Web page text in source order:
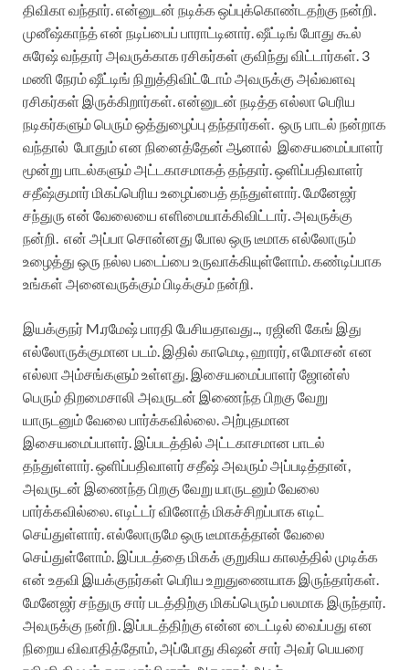
திவிகா வந்தார். என்னுடன் நடிக்க ஒப்புக்கொண்டதற்கு நன்றி.
முனீஷ்காந்த் என் நடிப்பைப் பாராட்டினார். ஷீட்டிங் போது கூல்
சுரேஷ் வந்தார் அவருக்காக ரசிகர்கள் குவிந்து விட்டார்கள். 3
மணி நேரம் ஷீட்டிங் நிறுத்திவிட்டோம் அவருக்கு அவ்வளவு
ரசிகர்கள் இருக்கிறார்கள். என்னுடன் நடித்த எல்லா பெரிய
நடிகர்களும் பெரும் ஒத்துழைப்பு தந்தார்கள். ஒரு பாடல் நன்றாக
வந்தால் போதும் என நினைத்தேன் ஆனால் இசையமைப்பாளர்
மூன்று பாடல்களும் அட்டகாசமாகத் தந்தார். ஒளிப்பதிவாளர்
சதீஷ்குமார் மிகப்பெரிய உழைப்பைத் தந்துள்ளார். மேனேஜர்
சந்துரு என் வேலையை எளிமையாக்கிவிட்டார். அவருக்கு
நன்றி. என் அப்பா சொன்னது போல ஒரு டீமாக எல்லோரும்
உழைத்து ஒரு நல்ல படைப்பை உருவாக்கியுள்ளோம். கண்டிப்பாக
உங்கள் அனைவருக்கும் பிடிக்கும் நன்றி.
இயக்குநர் M.ரமேஷ் பாரதி பேசியதாவது.., ரஜினி கேங் இது
எல்லோருக்குமான படம். இதில் காமெடி, ஹாரர், எமோசன் என
எல்லா அம்சங்களும் உள்ளது. இசையமைப்பாளர் ஜோன்ஸ்
பெரும் திறமைசாலி அவருடன் இணைந்த பிறகு வேறு
யாருடனும் வேலை பார்க்கவில்லை. அற்புதமான
இசையமைப்பாளர். இப்படத்தில் அட்டகாசமான பாடல்
தந்துள்ளார். ஒளிப்பதிவாளர் சதீஷ் அவரும் அப்படித்தான்,
அவருடன் இணைந்த பிறகு வேறு யாருடனும் வேலை
பார்க்கவில்லை. எடிட்டர் வினோத் மிகச்சிறப்பாக எடிட்
செய்துள்ளார். எல்லோருமே ஒரு டீமாகத்தான் வேலை
செய்துள்ளோம். இப்படத்தை மிகக் குறுகிய காலத்தில் முடிக்க
என் உதவி இயக்குநர்கள் பெரிய உறுதுணையாக இருந்தார்கள்.
மேனேஜர் சந்துரு சார் படத்திற்கு மிகப்பெரும் பலமாக இருந்தார்.
அவருக்கு நன்றி. இப்படத்திற்கு என்ன டைட்டில் வைப்பது என
நிறைய விவாதித்தோம், அப்போது கிஷன் சார் அவர் பெயரை